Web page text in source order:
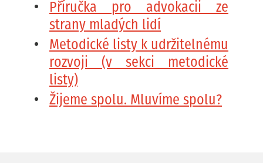
Příručka pro advokacii ze
strany mladých lidí
Metodické listy k udržitelnému
rozvoji (v sekci metodické
listy)
Žijeme spolu. Mluvíme spolu?